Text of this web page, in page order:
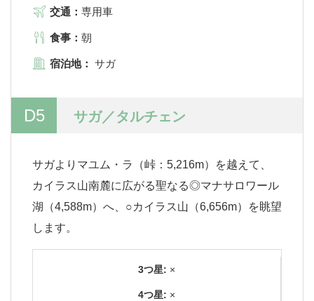
交通： 専用車
食事： 朝
宿泊地： サガ
D5 サガ／タルチェン
サガよりマユム・ラ（峠：5,216m）を越えて、
カイラス山南麓に広がる聖なる◎マナサロワール
湖（4,588m）へ、○カイラス山（6,656m）を眺望
します。
3つ星: ×
4つ星: ×